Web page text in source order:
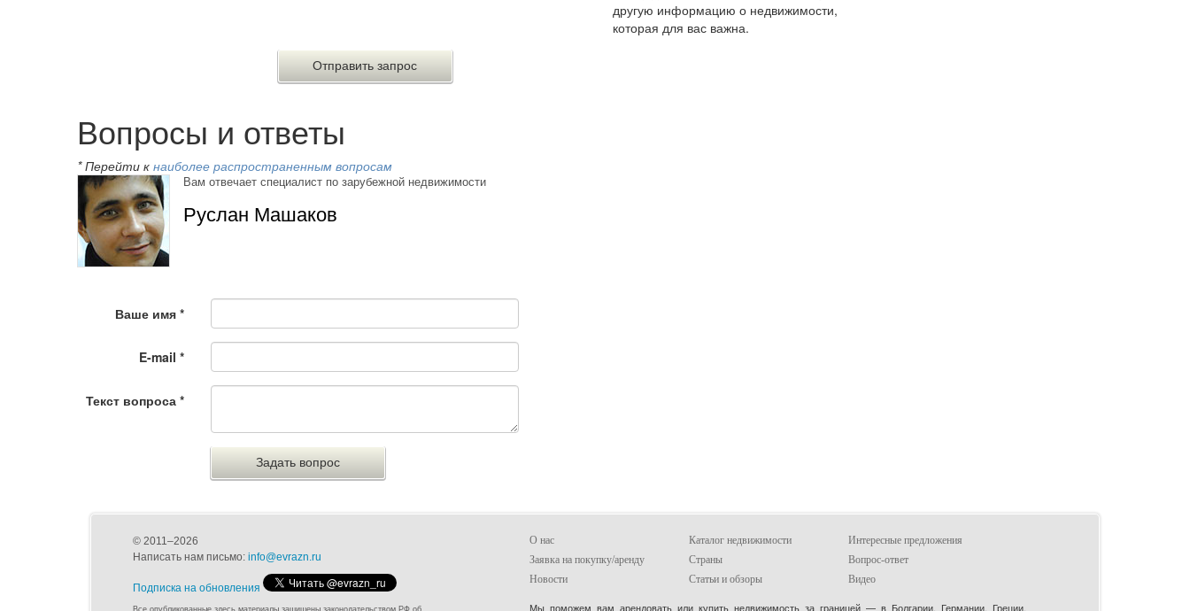
другую информацию о недвижимости,
которая для вас важна.
Вопросы и ответы
* Перейти к наиболее распространенным вопросам
Вам отвечает специалист по зарубежной недвижимости
Руслан Машаков
Ваше имя*
E-mail*
Текст вопроса*
© 2011–2026
Написать нам письмо: info@evrazn.ru
Подписка на обновления
Все опубликованные здесь материалы защищены законодательством РФ об
О нас Каталог недвижимости
Интересные предложения
Заявка на покупку/аренду
Страны
Вопрос-ответ
Новости
Статьи и обзоры Видео
Мы поможем вам арендовать или купить недвижимость за границей — в Болгарии, Германии, Греции,